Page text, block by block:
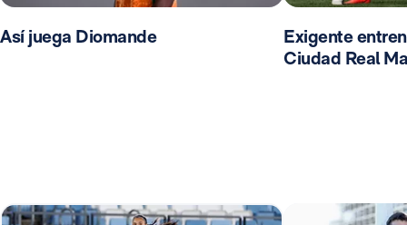
Así juega Diomande
Exigente
Ciudad Real